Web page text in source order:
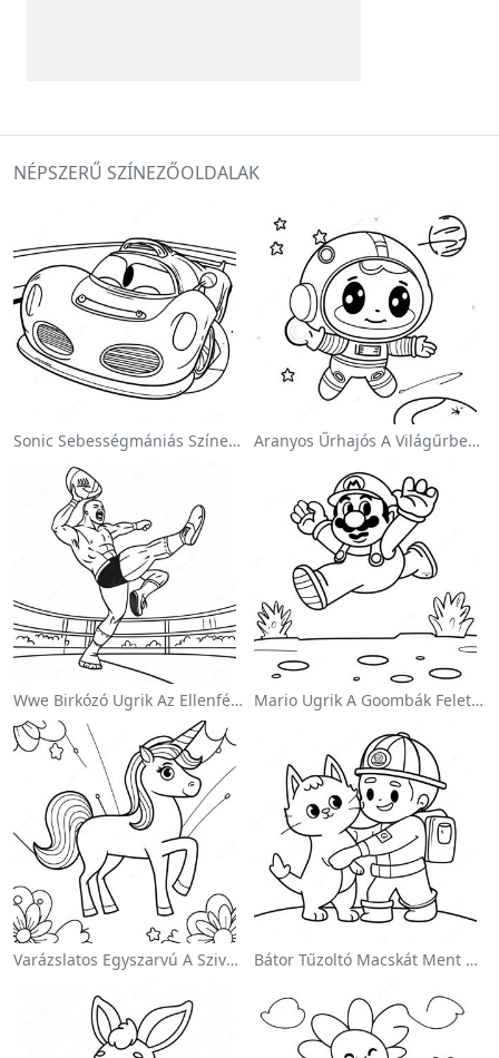
NÉPSZERŰ SZÍNEZŐOLDALAK
Sonic Sebességmániás Színezőlap Aranyos Űrhajós A Világűrben Színezőlap
Wwe Birkózó Ugrik Az Ellenfélre Színezőlap Mario Ugrik A Goombák Felett Színezőlap
Varázslatos Egyszarvú A Szivárvány Színezőoldalon Bátor Tűzoltó Macskát Ment Színezőlap